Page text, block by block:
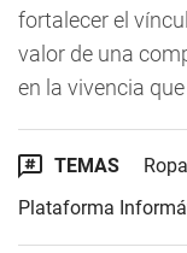
fortalecer el
valor de una
en la vivencia
TEMAS Ropa
Plataforma